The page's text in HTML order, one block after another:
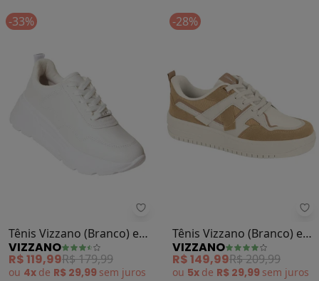
-33%
Vizzano - Tênis Vizzano (Branco)
Tênis Vizzano (Branco) em
Sintético
VIZZANO
R$ 119,99R$ 179,99
ou 4x de R$ 29,99 sem juros
-28%
Tênis Vizzano (Branco) em
Camurça Sintética
VIZZANO
R$ 149,99R$ 209,99
ou 5x de R$ 29,99 sem juros